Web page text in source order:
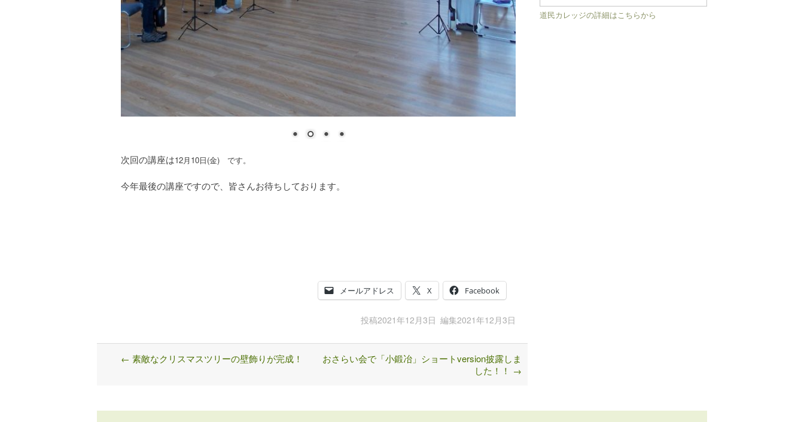
次回の講座は12月10日(金) です。
今年最後の講座ですので、皆さんお待ちしております。
メールアドレス X Facebook
投稿2021年12月3日 編集2021年12月3日
Post
← 素敵なクリスマスツリーの壁飾りが完成！
おさらい会で「小鍛冶」ショートversion披露しま
した！！ →
道民カレッジの詳細はこちらから